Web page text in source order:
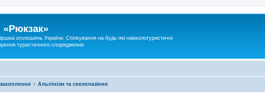
оголошень України. Спілкування на будь-які навколотуристичні
туристичного спорядження
Альпінізм та скелелазіння